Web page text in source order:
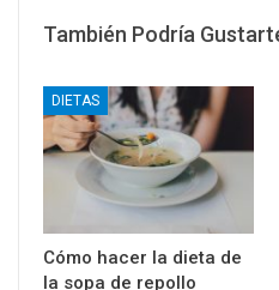
También Podría
DIETAS
Cómo hacer la dieta de
la sopa de repollo